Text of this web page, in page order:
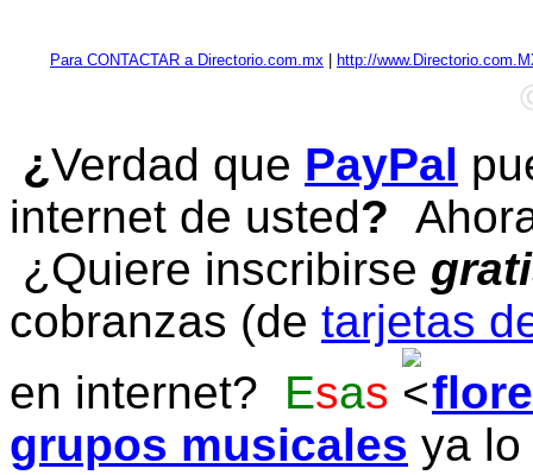
Para CONTACTAR a Directorio.com.mx http://
¿Verdad que PayPal
internet de usted?
¿Quiere inscribirse
cobranzas (de tarjetas
en internet? Esas
grupos musicales ya